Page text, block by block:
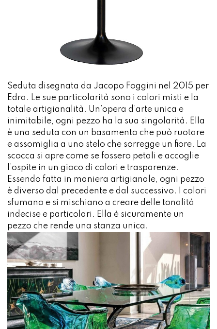
Seduta disegnata da Jacopo Foggini nel 2015 per
Edra. Le sue particolarità sono i colori misti e la
totale artigianalità. Un’opera d’arte unica e
inimitabile, ogni pezzo ha la sua singolarità. Ella
è una seduta con un basamento che può ruotare
e assomiglia a uno stelo che sorregge un fiore. La
scocca si apre come se fossero petali e accoglie
l’ospite in un gioco di colori e trasparenze.
Essendo fatta in maniera artigianale, ogni pezzo
è diverso dal precedente e dal successivo. I colori
sfumano e si mischiano a creare delle tonalità
indecise e particolari. Ella è sicuramente un
pezzo che rende una stanza unica.